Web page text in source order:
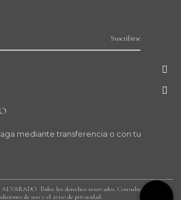
Suscribirse
mediante transferencia o con tu
Todos los derechos reservados. Consulte nuestras
de uso y el aviso de privacidad.